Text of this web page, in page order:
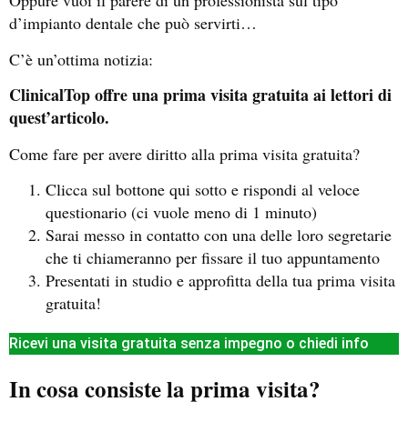
d’impianto dentale che può servirti…
C’è un’ottima notizia:
ClinicalTop offre una prima visita gratuita ai lettori di
quest’articolo.
Come fare per avere diritto alla prima visita gratuita?
Clicca sul bottone qui sotto e rispondi al veloce
questionario (ci vuole meno di 1 minuto)
Sarai messo in contatto con una delle loro segretarie
che ti chiameranno per fissare il tuo appuntamento
Presentati in studio e approfitta della tua prima visita
gratuita!
Ricevi una visita gratuita senza impegno o chiedi info
In cosa consiste la prima visita?